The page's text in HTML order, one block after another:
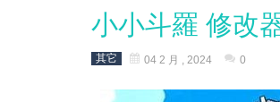
小小斗羅 修改
其它 04 2 月 , 2024 0